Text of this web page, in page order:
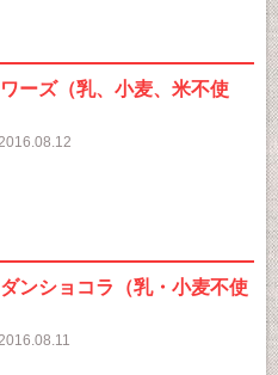
ーズ（乳、小麦、米不使
2016.08.12
ンショコラ（乳・小麦不使
2016.08.11